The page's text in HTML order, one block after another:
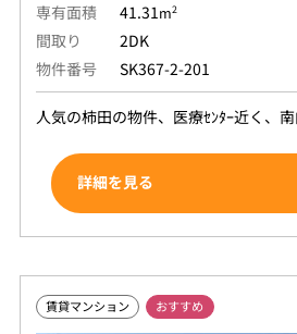
専有面積
41.31m2
間取り
2DK
物件番号
SK367-2-201
人気の柿田の物件、医療ｾﾝﾀｰ近く、南
詳細を見る
賃貸マンション おすすめ